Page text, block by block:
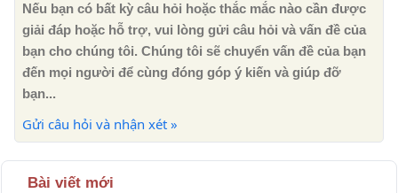
Nếu bạn có bất kỳ câu hỏi hoặc thắc mắc nào cần được
giải đáp hoặc hỗ trợ, vui lòng gửi câu hỏi và vấn đề của
bạn cho chúng tôi. Chúng tôi sẽ chuyển vấn đề của bạn
đến mọi người để cùng đóng góp ý kiến ​​và giúp đỡ
bạn...
Gửi câu hỏi và nhận xét »
Bài viết mới